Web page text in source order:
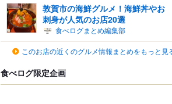
敦賀市の海鮮グルメ！海鮮丼やお
刺身が人気のお店20選
食べログまとめ編集部
このお店の近くのグルメ情報まとめをもっと見
食べログ限定企画